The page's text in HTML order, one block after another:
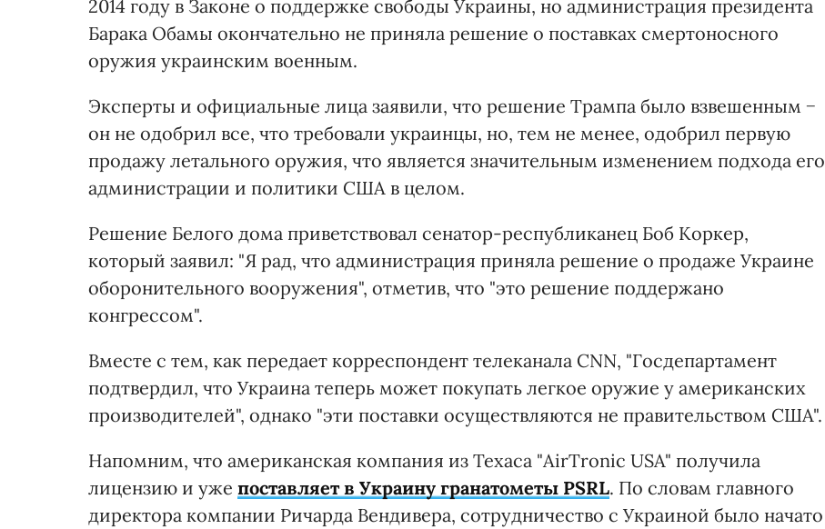
2014 году в Законе о поддержке свободы Украины, но администрация президента
Барака Обамы окончательно не приняла решение о поставках смертоносного
оружия украинским военным.
Эксперты и официальные лица заявили, что решение Трампа было взвешенным −
он не одобрил все, что требовали украинцы, но, тем не менее, одобрил первую
продажу летального оружия, что является значительным изменением подхода его
администрации и политики США в целом.
Решение Белого дома приветствовал сенатор-республиканец Боб Коркер,
который заявил: "Я рад, что администрация приняла решение о продаже Украине
оборонительного вооружения", отметив, что "это решение поддержано
конгрессом".
Вместе с тем, как передает корреспондент телеканала CNN, "Госдепартамент
подтвердил, что Украина теперь может покупать легкое оружие у американских
производителей", однако "эти поставки осуществляются не правительством США".
Напомним, что американская компания из Техаса "AirTronic USA" получила
лицензию и уже поставляет в Украину гранатометы PSRL. По словам главного
директора компании Ричарда Вендивера, сотрудничество с Украиной было начато